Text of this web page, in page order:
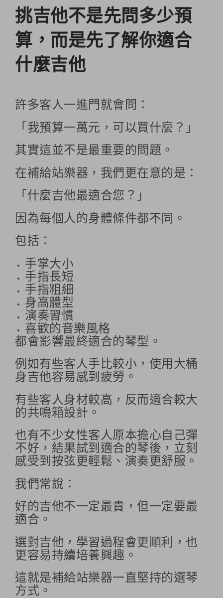
挑吉他不是先問多少預
算，而是先了解你適合
什麼吉他
許多客人一進門就會問：
「我預算一萬元，可以買什麼？」
其實這並不是最重要的問題。
在補給站樂器，我們更在意的是：
「什麼吉他最適合您？」
因為每個人的身體條件都不同。
包括：
手掌大小
手指長短
手指粗細
身高體型
演奏習慣
喜歡的音樂風格
都會影響最終適合的琴型。
例如有些客人手比較小，使用大桶
身吉他容易感到疲勞。
有些客人身材較高，反而適合較大
的共鳴箱設計。
也有不少女性客人原本擔心自己彈
不好，結果試到適合的琴後，立刻
感受到按弦更輕鬆、演奏更舒服。
我們常說：
好的吉他不一定最貴，但一定要最
適合。
選對吉他，學習過程會更順利，也
更容易持續培養興趣。
這就是補給站樂器一直堅持的選琴
方式。